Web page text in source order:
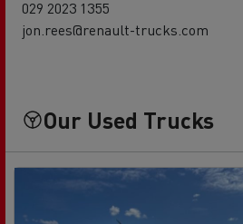
029 2023 1355
jon.rees@renault-trucks.com
Our Used Trucks